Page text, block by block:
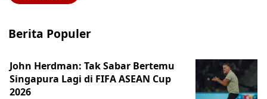
Berita Populer
John Herdman: Tak Sabar Bertemu
Singapura Lagi di FIFA ASEAN Cup
2026